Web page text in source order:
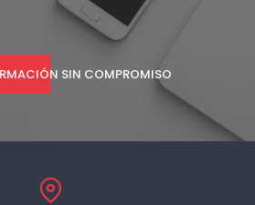
SIN COMPROMISO